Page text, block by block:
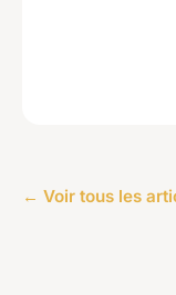
← Voir tous les